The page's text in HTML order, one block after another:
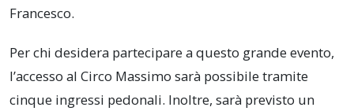
Francesco.
Per chi desidera partecipare a questo grande evento,
l’accesso al Circo Massimo sarà possibile tramite
cinque ingressi pedonali. Inoltre, sarà previsto un